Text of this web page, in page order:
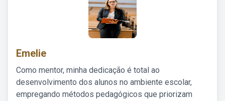
Emelie
Como mentor, minha dedicação é total ao
desenvolvimento dos alunos no ambiente escolar,
empregando métodos pedagógicos que priorizam